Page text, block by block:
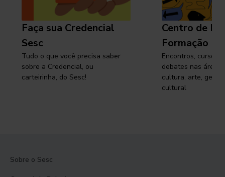
Faça sua Credencial
Sesc
Tudo o que você precisa saber
sobre a Credencial, ou
carteirinha, do Sesc!
Centro de
Formação
Encontros, cursos,
debates nas áreas
cultura, arte,
cultural
Sobre o Sesc